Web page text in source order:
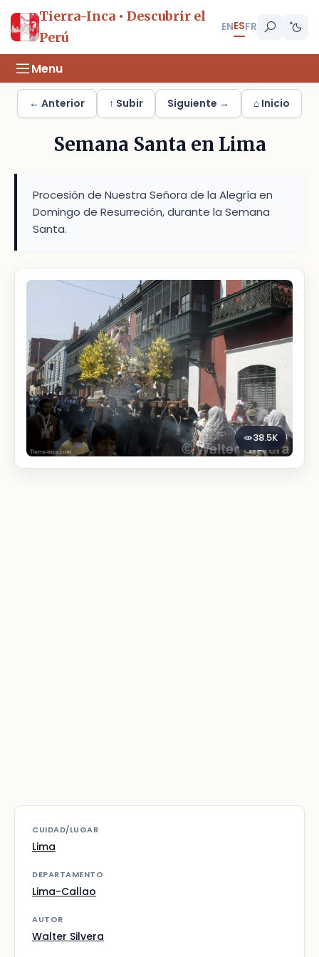
Tierra-Inca • Descubrir el
Perú
ENESFR
Menu
← Anterior ↑ Subir Siguiente → ⌂ Inicio
Semana Santa en Lima
Procesión de Nuestra Señora de la Alegría en
Domingo de Resurreción, durante la Semana
Santa.
38.5K
CUIDAD/LUGAR
Lima
DEPARTAMENTO
Lima-Callao
AUTOR
Walter Silvera